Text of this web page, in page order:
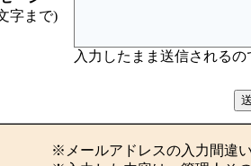
字まで)
入力したまま送信される
※メールアドレスの入力間違